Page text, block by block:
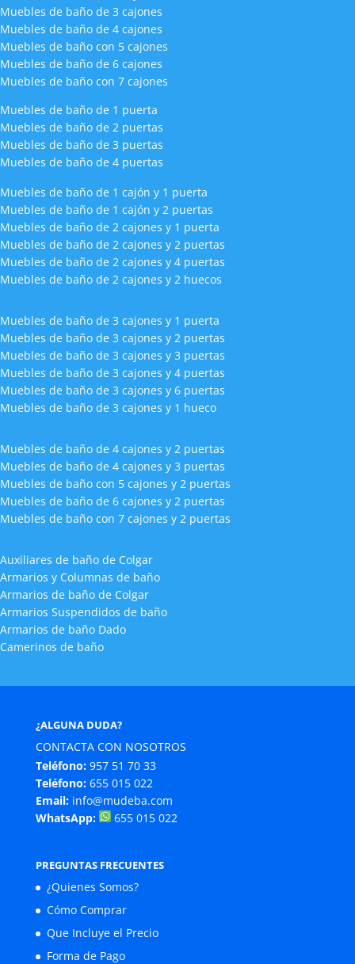
Muebles de baño de 3 cajones
Muebles de baño de 4 cajones
Muebles de baño con 5 cajones
Muebles de baño de 6 cajones
Muebles de baño con 7 cajones
Muebles de baño de 1 puerta
Muebles de baño de 2 puertas
Muebles de baño de 3 puertas
Muebles de baño de 4 puertas
Muebles de baño de 1 cajón y 1 puerta
Muebles de baño de 1 cajón y 2 puertas
Muebles de baño de 2 cajones y 1 puerta
Muebles de baño de 2 cajones y 2 puertas
Muebles de baño de 2 cajones y 4 puertas
Muebles de baño de 2 cajones y 2 huecos
Muebles de baño de 3 cajones y 1 puerta
Muebles de baño de 3 cajones y 2 puertas
Muebles de baño de 3 cajones y 3 puertas
Muebles de baño de 3 cajones y 4 puertas
Muebles de baño de 3 cajones y 6 puertas
Muebles de baño de 3 cajones y 1 hueco
Muebles de baño de 4 cajones y 2 puertas
Muebles de baño de 4 cajones y 3 puertas
Muebles de baño con 5 cajones y 2 puertas
Muebles de baño de 6 cajones y 2 puertas
Muebles de baño con 7 cajones y 2 puertas
Auxiliares de baño de Colgar
Armarios y Columnas de baño
Armarios de baño de Colgar
Armarios Suspendidos de baño
Armarios de baño Dado
Camerinos de baño
¿ALGUNA DUDA?
CONTACTA CON NOSOTROS
Teléfono: 957 51 70 33
Teléfono: 655 015 022
Email: info@mudeba.com
WhatsApp:
655 015 022
PREGUNTAS FRECUENTES
¿Quienes Somos?
Cómo Comprar
Que Incluye el Precio
Forma de Pago